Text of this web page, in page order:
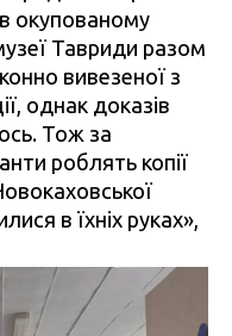
окупованому
Тавриди разом
вивезеної з
однак доказів
Тож за
роблять копії
в їхніх руках»,